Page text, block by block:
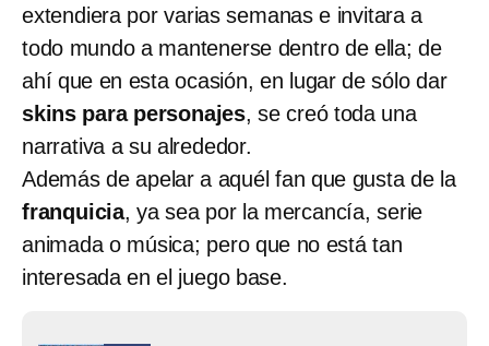
extendiera por varias semanas e invitara a
todo mundo a mantenerse dentro de ella; de
ahí que en esta ocasión, en lugar de sólo dar
skins para personajes, se creó toda una
narrativa a su alrededor.
Además de apelar a aquél fan que gusta de la
franquicia, ya sea por la mercancía, serie
animada o música; pero que no está tan
interesada en el juego base.